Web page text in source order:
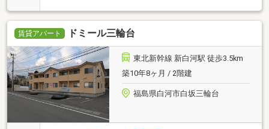
ード決済可
賃貸アパート ドミール三輪台
東北新幹線 新白河駅 徒歩3.5km
築10年8ヶ月 / 2階建
福島県白河市白坂三輪台